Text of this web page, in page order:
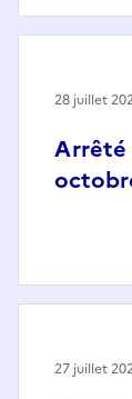
Arrêté
28 juillet
27 juillet